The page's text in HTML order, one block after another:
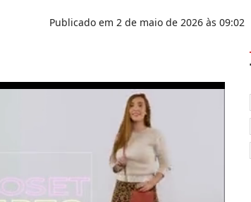
Publicado em 2 de maio de 2026 às 09:02